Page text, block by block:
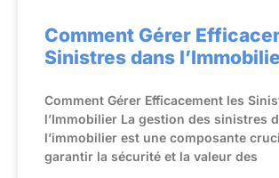
Comment Gérer
Sinistres dans
Comment Gérer Efficacement les
l’Immobilier La gestion des sinistres
l’immobilier est une composante
garantir la sécurité et la valeur des